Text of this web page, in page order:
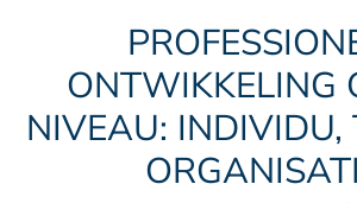
ONTWIKKELING
NIVEAU: INDIVIDU,